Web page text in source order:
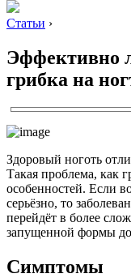
Статьи ›
Эффективно
грибка на
Здоровый ноготь
Такая проблема, как
особенностей. Если
серьёзно, то
перейдёт в более
запущенной формы
Симптомы